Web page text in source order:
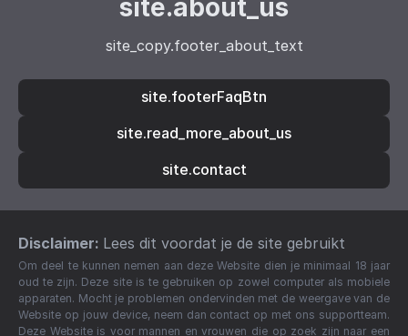
site.about_us
site_copy.footer_about_text
site.footerFaqBtn
site.read_more_about_us
site.contact
Disclaimer: Lees dit voordat je de site gebruikt
Om deel te kunnen nemen aan deze Website dien je minimaal 18 jaar
oud te zijn. Deze site is te gebruiken op zowel computer als mobiele
apparaten. Mocht je problemen ondervinden met de weergave van de
Website op jouw device, neem dan contact op met ons supportteam.
Deze Website is voor mannen en vrouwen die op zoek zijn naar een